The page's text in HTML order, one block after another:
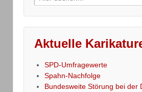
for:
Aktuelle
SPD-Umfragewerte
Spahn-Nachfolge
Bundesweite Störung bei der